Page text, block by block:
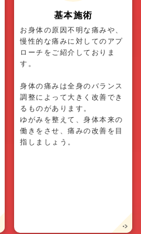
基本施術
お身体の原因不明な痛みや、
慢性的な痛みに対してのアプ
ローチをご紹介しておりま
す。
身体の痛みは全身のバランス
調整によって大きく改善でき
るものがあります。
ゆがみを整えて、身体本来の
働きをさせ、痛みの改善を目
指しましょう。